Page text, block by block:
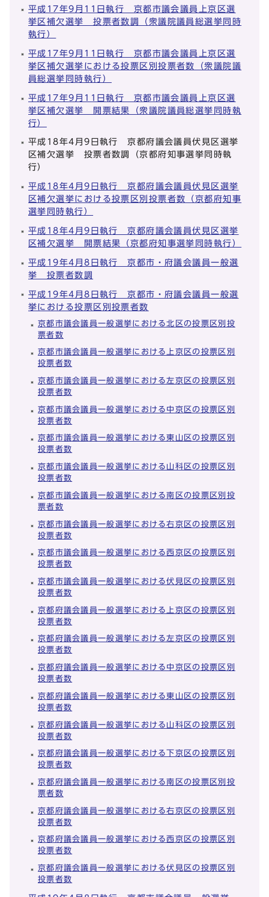
平成17年9月11日執行 京都市議会議員上京区選
挙区補欠選挙 投票者数調（衆議院議員総選挙同時
執行）
平成17年9月11日執行 京都市議会議員上京区選
挙区補欠選挙における投票区別投票者数（衆議院議
員総選挙同時執行）
平成17年9月11日執行 京都市議会議員上京区選
挙区補欠選挙 開票結果（衆議院議員総選挙同時執
行）
平成18年4月9日執行 京都府議会議員伏見区選挙
区補欠選挙 投票者数調（京都府知事選挙同時執
行）
平成18年4月9日執行 京都府議会議員伏見区選挙
区補欠選挙における投票区別投票者数（京都府知事
選挙同時執行）
平成18年4月9日執行 京都府議会議員伏見区選挙
区補欠選挙 開票結果（京都府知事選挙同時執行）
平成19年4月8日執行 京都市・府議会議員一般選
挙 投票者数調
平成19年4月8日執行 京都市・府議会議員一般選
挙における投票区別投票者数
京都市議会議員一般選挙における北区の投票区別投
票者数
京都市議会議員一般選挙における上京区の投票区別
投票者数
京都市議会議員一般選挙における左京区の投票区別
投票者数
京都市議会議員一般選挙における中京区の投票区別
投票者数
京都市議会議員一般選挙における東山区の投票区別
投票者数
京都市議会議員一般選挙における山科区の投票区別
投票者数
京都市議会議員一般選挙における南区の投票区別投
票者数
京都市議会議員一般選挙における右京区の投票区別
投票者数
京都市議会議員一般選挙における西京区の投票区別
投票者数
京都市議会議員一般選挙における伏見区の投票区別
投票者数
京都府議会議員一般選挙における上京区の投票区別
投票者数
京都府議会議員一般選挙における左京区の投票区別
投票者数
京都府議会議員一般選挙における中京区の投票区別
投票者数
京都府議会議員一般選挙における東山区の投票区別
投票者数
京都府議会議員一般選挙における山科区の投票区別
投票者数
京都府議会議員一般選挙における下京区の投票区別
投票者数
京都府議会議員一般選挙における南区の投票区別投
票者数
京都府議会議員一般選挙における右京区の投票区別
投票者数
京都府議会議員一般選挙における西京区の投票区別
投票者数
京都府議会議員一般選挙における伏見区の投票区別
投票者数